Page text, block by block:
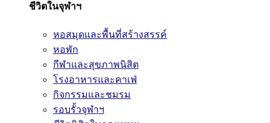
ชีวิตในจุฬาฯ
หอสมุดและพื้นที่สร้างสรรค์
หอพัก
กีฬาและสุขภาพนิสิต
โรงอาหารและคาเฟ่
กิจกรรมและชมรม
รอบรั้วจุฬาฯ